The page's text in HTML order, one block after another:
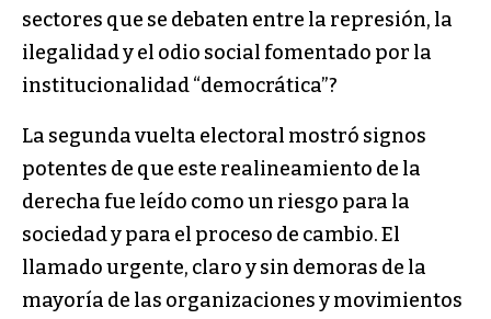
sectores que se debaten entre la represión, la
ilegalidad y el odio social fomentado por la
institucionalidad “democrática”?
La segunda vuelta electoral mostró signos
potentes de que este realineamiento de la
derecha fue leído como un riesgo para la
sociedad y para el proceso de cambio. El
llamado urgente, claro y sin demoras de la
mayoría de las organizaciones y movimientos